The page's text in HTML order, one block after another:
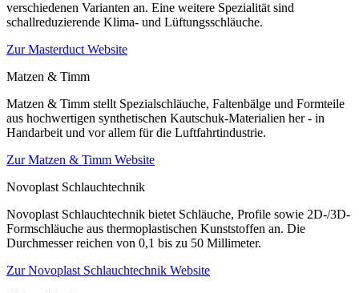
verschiedenen Varianten an. Eine weitere Spezialität sind
schallreduzierende Klima- und Lüftungsschläuche.
Zur Masterduct Website
Matzen & Timm
Matzen & Timm stellt Spezialschläuche, Faltenbälge und Formteile
aus hochwertigen synthetischen Kautschuk-Materialien her - in
Handarbeit und vor allem für die Luftfahrtindustrie.
Zur Matzen & Timm Website
Novoplast Schlauchtechnik
Novoplast Schlauchtechnik bietet Schläuche, Profile sowie 2D-/3D-
Formschläuche aus thermoplastischen Kunststoffen an. Die
Durchmesser reichen von 0,1 bis zu 50 Millimeter.
Zur Novoplast Schlauchtechnik Website